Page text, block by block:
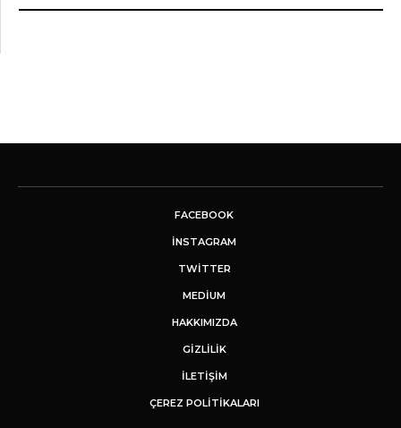
FACEBOOK
INSTAGRAM
TWITTER
MEDIUM
HAKKIMIZDA
GİZLİLİK
İLETIŞIM
ÇEREZ POLITIKALARI